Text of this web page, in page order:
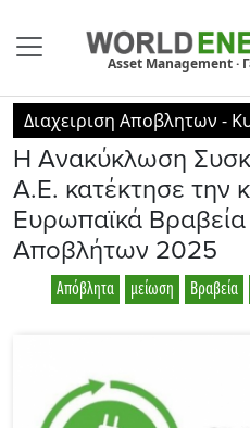
Asset Management ·
Διαχειριση Αποβλητων -
Η Ανακύκλωση
Α.Ε. κατέκτησε την
Ευρωπαϊκά
Αποβλήτων 2025
Βραβεία
μείωση
Απόβλητα